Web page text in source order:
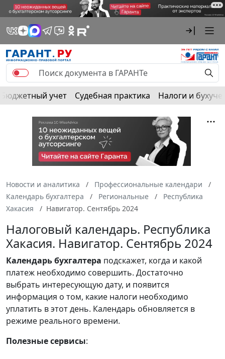
Бюджетный учет Судебная практика Налоги и
Новости и аналитика
Профессиональные календари
Календарь бухгалтера
Региональные
Республика
Хакасия
Навигатор. Сентябрь 2024
Налоговый календарь. Республика
Хакасия. Навигатор. Сентябрь 2024
Календарьбухгалтера подскажет, когда и какой
платеж необходимо совершить. Достаточно
выбрать интересующую дату, и появится
информация о том, какие налоги необходимо
уплатить в этот день. Календарь обновляется в
режиме реального времени.
Полезные сервисы: